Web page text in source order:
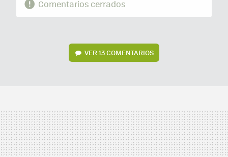
Comentarios cerrados
VER13 COMENTARIOS